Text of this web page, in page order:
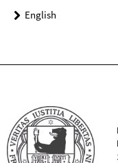
English